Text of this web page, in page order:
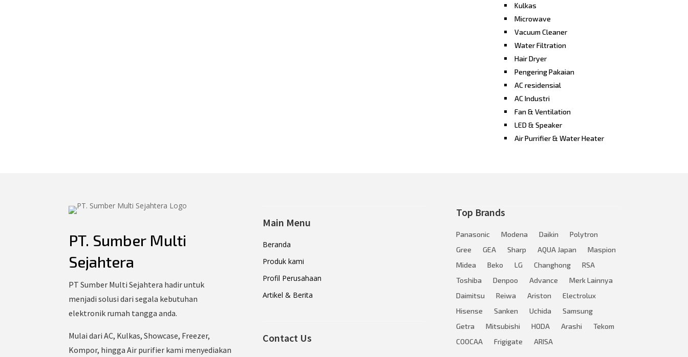
Kulkas
Microwave
Vacuum Cleaner
Water Filtration
Hair Dryer
Pengering Pakaian
AC residensial
AC Industri
Fan & Ventilation
LED & Speaker
Air Purrifier & Water Heater
PT. Sumber Multi
Sejahtera
PT Sumber Multi Sejahtera hadir untuk
menjadi solusi dari segala kebutuhan
elektronik rumah tangga anda.
Mulai dari AC, Kulkas, Showcase, Freezer,
Kompor, hingga Air purifier kami menyediakan
Main Menu
Beranda
Produk kami
Profil Perusahaan
Artikel & Berita
Contact Us
Top Brands
Panasonic Modena Daikin
Polytron
Gree
GEA Sharp AQUA Japan
Maspion
Midea
Beko LG Changhong
RSA
Toshiba
Denpoo Advance
Merk Lainnya
Daimitsu
Reiwa Ariston
Electrolux
Hisense
Sanken Uchida
Samsung
Getra
Mitsubishi HODA Arashi
Tekom
COOCAA
Frigigate ARISA